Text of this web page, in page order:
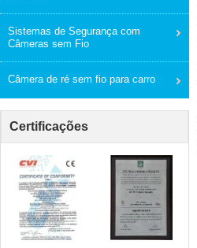
Sistemas de Segurança com
Câmeras sem Fio
Câmera de ré sem fio para carro
Certificações